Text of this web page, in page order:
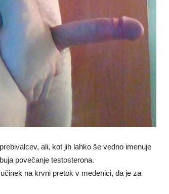
ali, kot jih lahko še vedno imenuje
povečanje testosterona.
na krvni pretok v medenici, da je za